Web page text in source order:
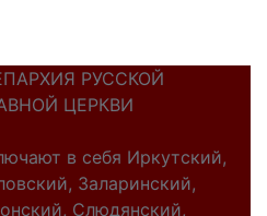
РУССКОЙ
ЦЕРКВИ
в себя Иркутский,
Заларинский,
Слюдянский,